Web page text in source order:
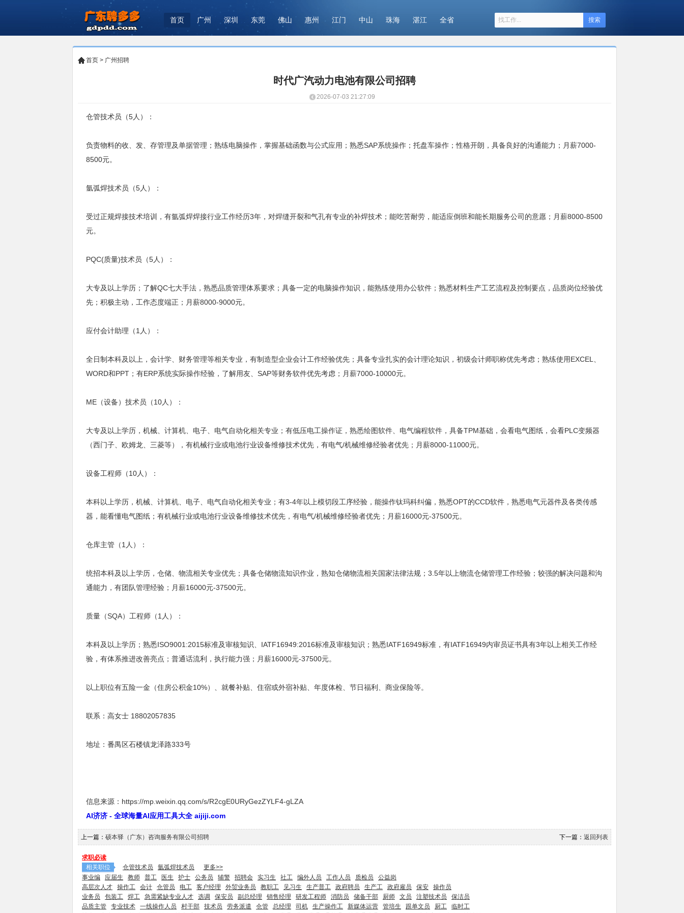
首页 广州 深圳 东莞 佛山 惠州 江门 中山 珠海 湛江 全省 搜索
首页 > 广州招聘
时代广汽动力电池有限公司招聘
2026-07-03 21:27:09
仓管技术员（5人）：
负责物料的收、发、存管理及单据管理；熟练电脑操作，掌握基础函数与公式应用；熟悉SAP系统操作；托盘车操作；性格开朗，具备良好的沟通能力；月薪7000-
8500元。
氩弧焊技术员（5人）：
受过正规焊接技术培训，有氩弧焊焊接行业工作经历3年，对焊缝开裂和气孔有专业的补焊技术；能吃苦耐劳，能适应倒班和能长期服务公司的意愿；月薪8000-8500
元。
PQC(质量)技术员（5人）：
大专及以上学历；了解QC七大手法，熟悉品质管理体系要求；具备一定的电脑操作知识，能熟练使用办公软件；熟悉材料生产工艺流程及控制要点，品质岗位经验优
先；积极主动，工作态度端正；月薪8000-9000元。
应付会计助理（1人）：
全日制本科及以上，会计学、财务管理等相关专业，有制造型企业会计工作经验优先；具备专业扎实的会计理论知识，初级会计师职称优先考虑；熟练使用EXCEL、
WORD和PPT；有ERP系统实际操作经验，了解用友、SAP等财务软件优先考虑；月薪7000-10000元。
ME（设备）技术员（10人）：
大专及以上学历，机械、计算机、电子、电气自动化相关专业；有低压电工操作证，熟悉绘图软件、电气编程软件，具备TPM基础，会看电气图纸，会看PLC变频器
（西门子、欧姆龙、三菱等），有机械行业或电池行业设备维修技术优先，有电气/机械维修经验者优先；月薪8000-11000元。
设备工程师（10人）：
本科以上学历，机械、计算机、电子、电气自动化相关专业；有3-4年以上模切段工序经验，能操作钛玛科纠偏，熟悉OPT的CCD软件，熟悉电气元器件及各类传感
器，能看懂电气图纸；有机械行业或电池行业设备维修技术优先，有电气/机械维修经验者优先；月薪16000元-37500元。
仓库主管（1人）：
统招本科及以上学历，仓储、物流相关专业优先；具备仓储物流知识作业，熟知仓储物流相关国家法律法规；3.5年以上物流仓储管理工作经验；较强的解决问题和沟
通能力，有团队管理经验；月薪16000元-37500元。
质量（SQA）工程师（1人）：
本科及以上学历；熟悉ISO9001:2015标准及审核知识、IATF16949:2016标准及审核知识；熟悉IATF16949标准，有IATF16949内审员证书具有3年以上相关工作经
验，有体系推进改善亮点；普通话流利，执行能力强；月薪16000元-37500元。
以上职位有五险一金（住房公积金10%）、就餐补贴、住宿或外宿补贴、年度体检、节日福利、商业保险等。
联系：高女士 18802057835
地址：番禺区石楼镇龙泽路333号
信息来源：https://mp.weixin.qq.com/s/R2cgE0URyGezZYLF4-gLZA
AI济济 - 全球海量AI应用工具大全 aijiji.com
上一篇： 硕本驿（广东）咨询服务有限公司招聘 下一篇： 返回列表
求职必读
相关职位
仓管技术员 氩弧焊技术员
更多>>
事业编
应届生 教师 普工 医生 护士 公务员 辅警 招聘会 实习生 社工 编外人员 工作人员 质检员
公益岗
高层次人才
操作工 会计 仓管员 电工 客户经理 外贸业务员 教职工 见习生 生产普工 政府聘员 生产工 政府雇员 保安
操作员
业务员
包装工 焊工 急需紧缺专业人才 选调 保安员 副总经理 销售经理 研发工程师 消防员 储备干部 厨师 文员 注塑技术员
保洁员
品质主管
专业技术 一线操作人员 村干部 技术员 劳务派遣 仓管 总经理 司机 生产操作工 新媒体运营 管培生 跟单文员 厨工
临时工